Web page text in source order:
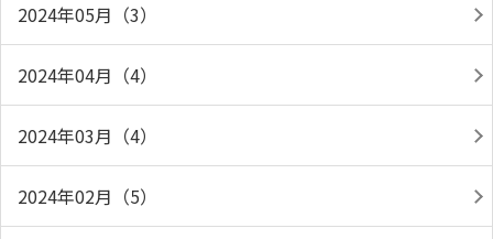
2024年05月（3）
2024年04月（4）
2024年03月（4）
2024年02月（5）